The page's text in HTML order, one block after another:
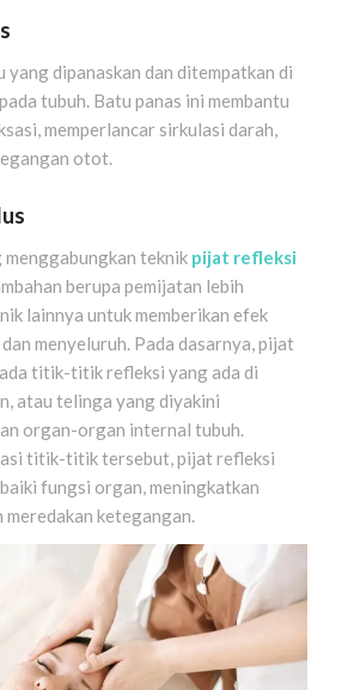
yang dipanaskan dan ditempatkan di
tubuh. Batu panas ini membantu
memperlancar sirkulasi darah,
otot.
teknik pijat refleksi
berupa pemijatan lebih
lainnya untuk memberikan efek
menyeluruh. Pada dasarnya, pijat
titik-titik refleksi yang ada di
atau telinga yang diyakini
organ-organ internal tubuh.
titik-titik tersebut, pijat refleksi
fungsi organ, meningkatkan
ketegangan.